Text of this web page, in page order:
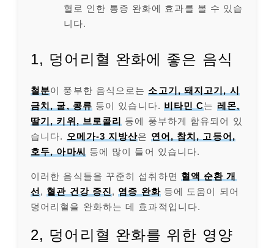
혈로 인한 통증 완화에 효과를 볼 수 있습
니다.
1, 덩어리혈 완화에 좋은 음식
철분이 풍부한 음식으로는 소고기, 돼지고기, 시
금치, 굴, 콩류 등이 있습니다. 비타민 C는 레몬,
딸기, 키위, 브로콜리 등에 풍부하게 함유되어 있
습니다. 오메가-3 지방산은 연어, 참치, 고등어,
호두, 아마씨 등에 많이 들어 있습니다.
이러한 음식들을 꾸준히 섭취하면 혈액 순환 개
선 , 혈관 건강 증진 , 염증 완화등에 도움이 되어
덩어리혈을 완화하는 데 효과적입니다.
2, 덩어리혈 완화를 위한 영양